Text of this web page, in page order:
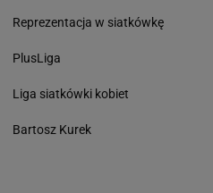
Reprezentacja w siatkówkę
PlusLiga
Liga siatkówki kobiet
Bartosz Kurek